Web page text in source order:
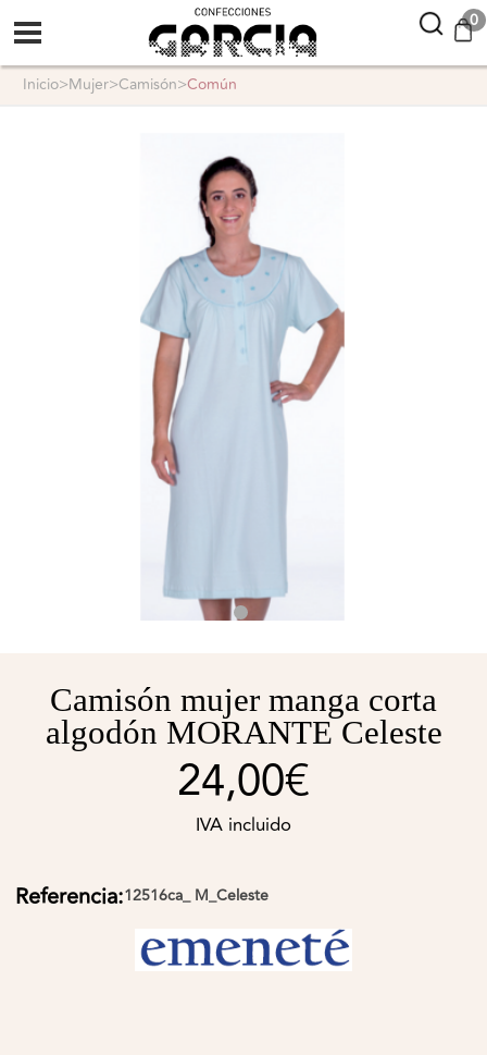
confeccionesgarcia 0
inicio> mujer> camisón> común
Camisón mujer manga corta
algodón MORANTE Celeste
24,00€
IVA incluido
Referencia:12516ca_ M_Celeste